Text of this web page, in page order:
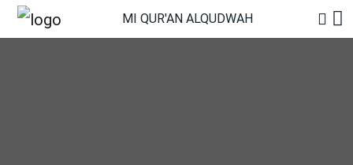
MI QUR'AN ALQUDWAH